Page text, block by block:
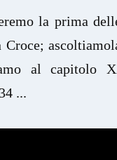
la prima
Croce;
al capitolo
...